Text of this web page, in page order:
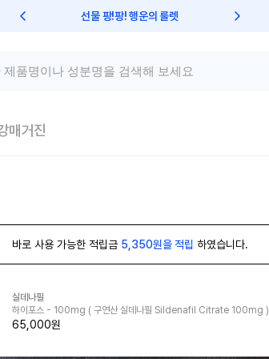
선물 팡!팡! 행운의 룰렛
매거진
바로 사용 가능한 적립금 5,350원을 적립 하였습니다.
실데나필
하이포스 - 100mg ( 구연산 실데나필 Sildenafil Citrate 100mg )
65,000원